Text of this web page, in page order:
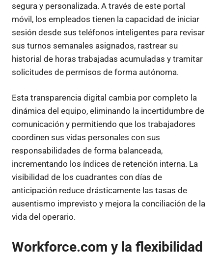
segura y personalizada. A través de este portal
móvil, los empleados tienen la capacidad de iniciar
sesión desde sus teléfonos inteligentes para revisar
sus turnos semanales asignados, rastrear su
historial de horas trabajadas acumuladas y tramitar
solicitudes de permisos de forma autónoma.
Esta transparencia digital cambia por completo la
dinámica del equipo, eliminando la incertidumbre de
comunicación y permitiendo que los trabajadores
coordinen sus vidas personales con sus
responsabilidades de forma balanceada,
incrementando los índices de retención interna. La
visibilidad de los cuadrantes con días de
anticipación reduce drásticamente las tasas de
ausentismo imprevisto y mejora la conciliación de la
vida del operario.
Workforce.com y la flexibilidad